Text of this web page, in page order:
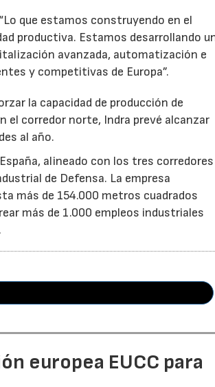
que estamos construyendo en el
productiva. Estamos desarrollando
avanzada, automatización e
y competitivas de Europa”.
la capacidad de producción de
el corredor norte, Indra prevé alcanzar
al año.
alineado con los tres corredores
de Defensa. La empresa
más de 154.000 metros cuadrados
más de 1.000 empleos industriales
europea EUCC para